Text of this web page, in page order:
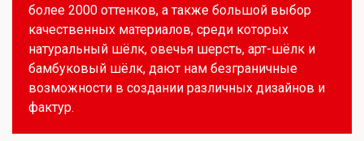
более 2000 оттенков, а также большой выбор
качественных материалов, среди которых
натуральный шёлк, овечья шерсть, арт-шёлк и
бамбуковый шёлк, дают нам безграничные
возможности в создании различных дизайнов и
фактур.